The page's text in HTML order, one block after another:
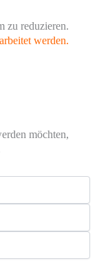
zu reduzieren.
werden.
möchten,